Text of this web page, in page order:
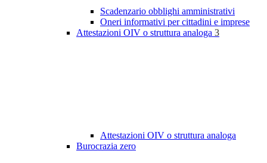
Scadenzario obblighi amministrativi
Oneri informativi per cittadini e imprese
Attestazioni OIV o struttura analoga 3
Attestazioni OIV o struttura analoga
Burocrazia zero